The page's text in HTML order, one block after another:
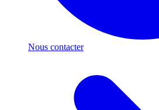
Nous contacter